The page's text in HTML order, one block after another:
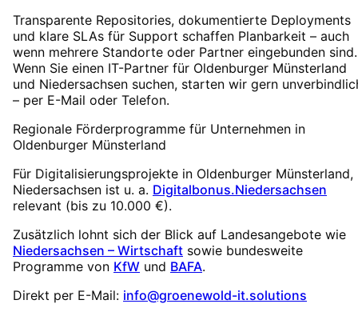
Transparente Repositories, dokumentierte Deployments
und klare SLAs für Support schaffen Planbarkeit – auch
wenn mehrere Standorte oder Partner eingebunden sind.
Wenn Sie einen IT-Partner für Oldenburger Münsterland
und Niedersachsen suchen, starten wir gern
– per E-Mail oder Telefon.
Regionale Förderprogramme für Unternehmen in
Oldenburger Münsterland
Für Digitalisierungsprojekte in Oldenburger Münsterland,
Niedersachsen ist u. a. Digitalbonus.Niedersachsen
relevant (bis zu 10.000 €).
Zusätzlich lohnt sich der Blick auf Landesangebote wie
Niedersachsen – Wirtschaft sowie bundesweite
Programme von KfW und BAFA.
Direkt per E-Mail: info@groenewold-it.solutions